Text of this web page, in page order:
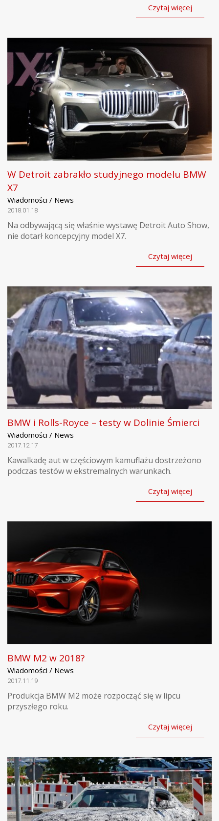
Czytaj więcej
W Detroit zabrakło studyjnego modelu BMW
X7
Wiadomości / News
2018.01.18
Na odbywającą się właśnie wystawę Detroit Auto Show,
nie dotarł koncepcyjny model X7.
Czytaj więcej
BMW i Rolls-Royce – testy w Dolinie Śmierci
Wiadomości / News
2017.12.17
Kawalkadę aut w częściowym kamuflażu dostrzeżono
podczas testów w ekstremalnych warunkach.
Czytaj więcej
BMW M2 w 2018?
Wiadomości / News
2017.11.19
Produkcja BMW M2 może rozpocząć się w lipcu
przyszłego roku.
Czytaj więcej